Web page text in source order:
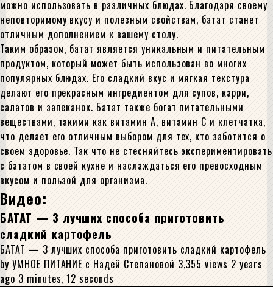
можно использовать в различных блюдах. Благодаря своему
неповторимому вкусу и полезным свойствам, батат станет
отличным дополнением к вашему столу.
Таким образом, батат является уникальным и питательным
продуктом, который может быть использован во многих
популярных блюдах. Его сладкий вкус и мягкая текстура
делают его прекрасным ингредиентом для супов, карри,
салатов и запеканок. Батат также богат питательными
веществами, такими как витамин A, витамин C и клетчатка,
что делает его отличным выбором для тех, кто заботится о
своем здоровье. Так что не стесняйтесь экспериментировать
с бататом в своей кухне и наслаждаться его превосходным
вкусом и пользой для организма.
Видео:
БАТАТ — 3 лучших способа приготовить
сладкий картофель
БАТАТ — 3 лучших способа приготовить сладкий картофель
by УМНОЕ ПИТАНИЕ с Надей Степановой 3,355 views 2 years
ago 3 minutes, 12 seconds